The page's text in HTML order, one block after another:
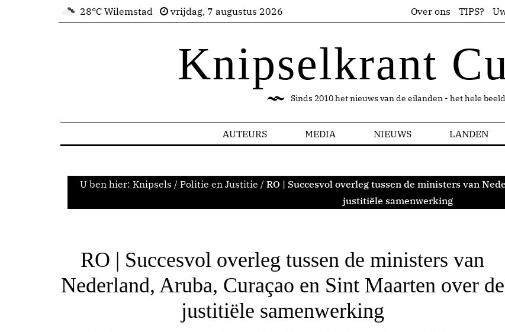
28°C Wilemstad vrijdag, 7 augustus 2026 Over ons TIPS?
Knipselkrant
Sinds 2010 het nieuws van de eilanden - het hele beeld
AUTEURS MEDIA NIEUWS LANDEN
U ben hier: Knipsels / Politie en Justitie / RO | Succesvol overleg tussen de ministers van
justitiële samenwerking
RO | Succesvol overleg tussen de ministers van
Nederland, Aruba, Curaçao en Sint Maarten over de
justitiële samenwerking